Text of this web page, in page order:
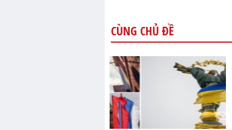
CÙNG CHỦ ĐỀ